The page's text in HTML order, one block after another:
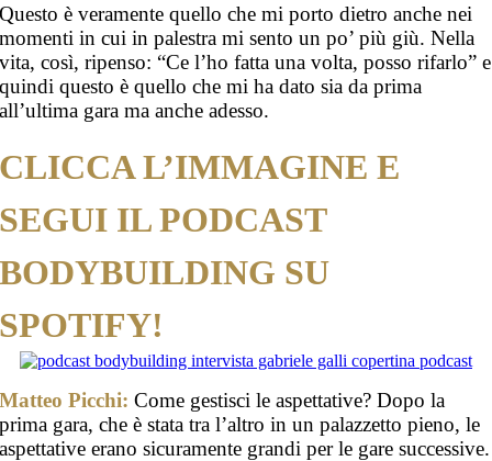
Questo è veramente quello che mi porto dietro anche nei
momenti in cui in palestra mi sento un po’ più giù. Nella
vita, così, ripenso: “Ce l’ho fatta una volta, posso rifarlo” e
quindi questo è quello che mi ha dato sia da prima
all’ultima gara ma anche adesso.
CLICCA L’IMMAGINE E
SEGUI IL PODCAST
BODYBUILDING SU
SPOTIFY!
Matteo Picchi: Come gestisci le aspettative? Dopo la
prima gara, che è stata tra l’altro in un palazzetto pieno, le
aspettative erano sicuramente grandi per le gare successive.